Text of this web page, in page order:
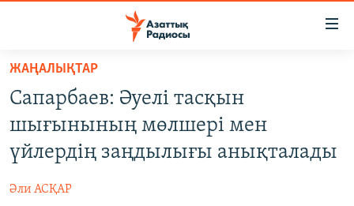
Skip
main
content
Skip
main
ЖАҢАЛЫҚТАР
САЯСАТ
AZATTYQTV
АДАМ ҚҰҚЫҚТАРЫ
ЖАҢАЛЫҚТАР
Сапарбаев: Әуелі тасқын
шығынының мөлшері мен
үйлердің заңдылығы анықталады
Әли АСҚАР